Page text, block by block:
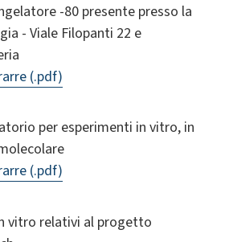
-80 presente presso la
- Viale Filopanti 22 e
(.pdf)
per esperimenti in vitro, in
(.pdf)
vitro relativi al progetto